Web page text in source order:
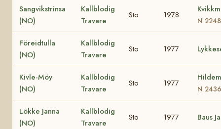
Sangvikstrinsa
(NO)
Kallblodig
Travare
Sto 1978
N
Föreidtulla
(NO)
Kallblodig
Travare
Sto 1977
Kivle-Möy
(NO)
Kallblodig
Travare
Sto 1977
N
Lökke Janna
(NO)
Kallblodig
Travare
Sto 1977 Baus